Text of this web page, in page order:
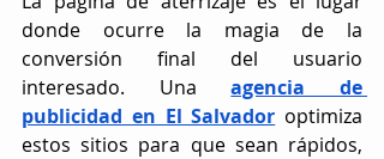
donde ocurre la magia de la
conversión final del usuario
interesado. Una agencia de
publicidad en El Salvador optimiza
estos sitios para que sean rápidos,